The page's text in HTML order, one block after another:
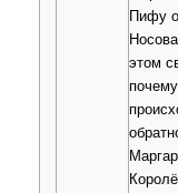
Пифу
этом